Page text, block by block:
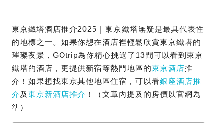
東京鐵塔酒店推介2025｜東京鐵塔無疑是最具代表性
的地標之一。如果你想在酒店裡輕鬆欣賞東京鐵塔的
璀璨夜景，GOtrip為你精心挑選了13間可以看到東京
鐵塔的酒店，更提供新宿等熱門地區的東京酒店推
介！如果想找東京其他地區住宿，可以看銀座酒店推
介 及 東京新酒店推介 ！（文章內提及的房價以官網為
準）